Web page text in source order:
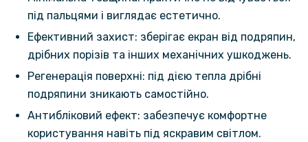
295 грн
Чохол накладка Omeve Shockproof для Motorola Razr 50 Ultra /
Razr+ 2024
305 грн
359 грн
Шкіряний чохол - накладка CODE Tactile Experience для Motorola
під пальцями і виглядає естетично.
Ефективний захист: зберігає екран від подряпин,
дрібних порізів та інших механічних ушкоджень.
Регенерація поверхні: під дією тепла дрібні
подряпини зникають самостійно.
Антибліковий ефект: забезпечує комфортне
користування навіть під яскравим світлом.